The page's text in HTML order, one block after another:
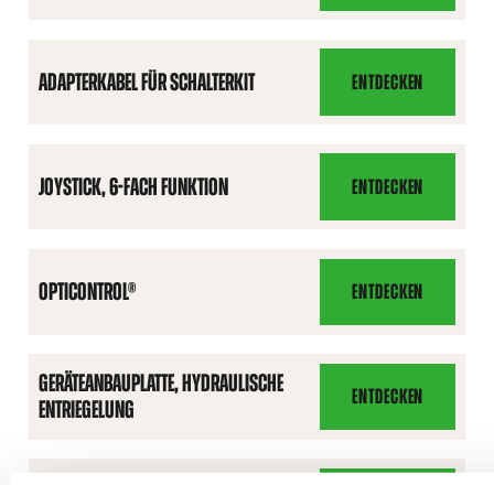
ZUSATZHYDRAULIK,
DOPPELTWIRKEND
ADAPTERKABEL FÜR SCHALTERKIT ENTDECKEN
ADAPTERKABEL
FÜR
SCHALTERKIT
JOYSTICK, 6-FACH FUNKTION ENTDECKEN
JOYSTICK,
6-
FACH
FUNKTION
OPTICONTROL® ENTDECKEN
OPTICONTROL®
GERÄTEANBAUPLATTE, HYDRAULISCHE
ENTRIEGELUNG
ENTDECKEN
GERÄTEANBAUPLATTE,
HYDRAULISCHE
ENTRIEGELUNG